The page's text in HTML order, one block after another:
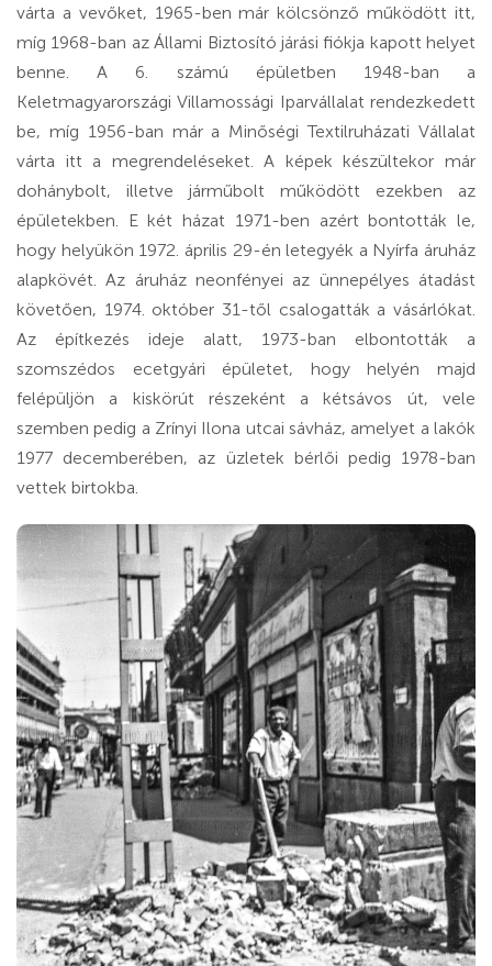
várta a vevőket, 1965-ben már kölcsönző működött itt,
míg 1968-ban az Állami Biztosító járási fiókja kapott helyet
benne. A 6. számú épületben 1948-ban a
Keletmagyarországi Villamossági Iparvállalat rendezkedett
be, míg 1956-ban már a Minőségi Textilruházati Vállalat
várta itt a megrendeléseket. A képek készültekor már
dohánybolt, illetve járműbolt működött ezekben az
épületekben. E két házat 1971-ben azért bontották le,
hogy helyükön 1972. április 29-én letegyék a Nyírfa áruház
alapkövét. Az áruház neonfényei az ünnepélyes átadást
követően, 1974. október 31-től csalogatták a vásárlókat.
Az építkezés ideje alatt, 1973-ban elbontották a
szomszédos ecetgyári épületet, hogy helyén majd
felépüljön a kiskörút részeként a kétsávos út, vele
szemben pedig a Zrínyi Ilona utcai sávház, amelyet a lakók
1977 decemberében, az üzletek bérlői pedig 1978-ban
vettek birtokba.